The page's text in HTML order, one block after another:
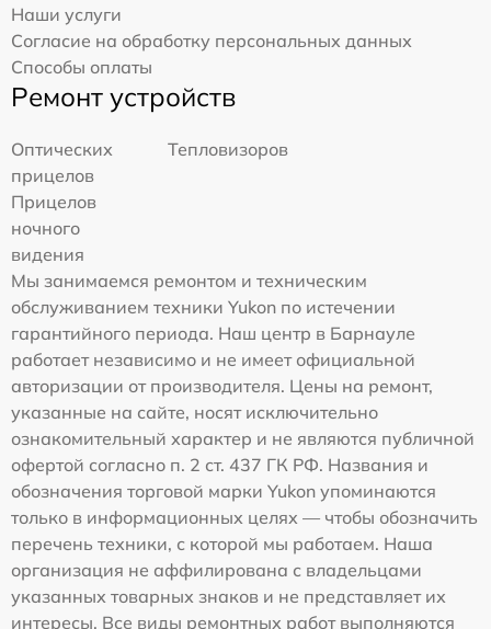
Наши услуги
Согласие на обработку персональных данных
Способы оплаты
Ремонт устройств
Оптических
прицелов
Тепловизоров
Прицелов
ночного
видения
Мы занимаемся ремонтом и техническим
обслуживанием техники Yukon по истечении
гарантийного периода. Наш центр в Барнауле
работает независимо и не имеет официальной
авторизации от производителя. Цены на ремонт,
указанные на сайте, носят исключительно
ознакомительный характер и не являются публичной
офертой согласно п. 2 ст. 437 ГК РФ. Названия и
обозначения торговой марки Yukon упоминаются
только в информационных целях — чтобы обозначить
перечень техники, с которой мы работаем. Наша
организация не аффилирована с владельцами
указанных товарных знаков и не представляет их
интересы. Все виды ремонтных работ выполняются